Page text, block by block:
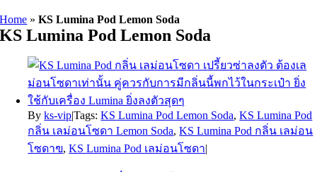
Home »KS Lumina Pod Lemon Soda
KS Lumina Pod Lemon Soda
Byks-vip|Tags:KS Lumina Pod Lemon Soda,KS Lumina Pod
กลิ่น เลม่อนโซดา Lemon Soda,KS Lumina Pod กลิ่น เลม่อน
โซดาฃ,KS Lumina Pod เลม่อนโซดา|